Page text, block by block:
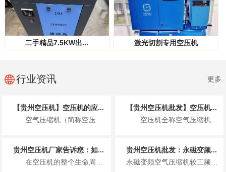
二手精品7.5KW出... 激光切割专用空压机
行业资讯 更多
【贵州空压机】空压机的应...
空气压缩机（简称空压机）作为一种将机械能转化为气体压力能的通用设备，凭借其清洁...
【贵州空压机批发】空压机...
空压机全称空气压缩机，核心作用是将常压空气压缩为高压空气，把电能转...
贵州空压机厂家告诉您：如...
在空压机的整个生命周期中，配件的质量与可靠性无疑至关重要。高品质的空压机配件不...
贵州空压机批发：永磁变频...
永磁变频空气压缩机较工频空气压缩机有什么优点呢，永磁变频空压机的特性! 1)永磁变频空气压缩机节能效果...